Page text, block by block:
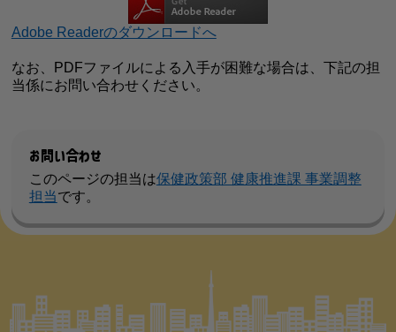
Adobe Readerのダウンロードへ
なお、PDFファイルによる入手が困難な場合は、下記の担
当係にお問い合わせください。
お問い合わせ
このページの担当は保健政策部 健康推進課 事業調整
担当です。